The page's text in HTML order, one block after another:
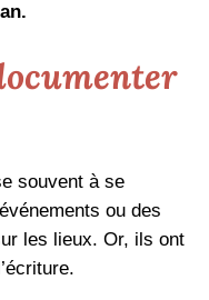
souvent à se
ou des
les lieux. Or, ils ont